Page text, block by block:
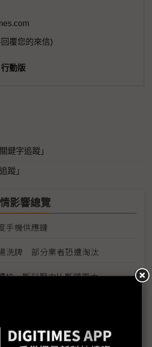
覆您的來信)
動版
鍵字追蹤」
蹤」
影響總覽
手機供應鏈
洗牌 部分業者恐遭淘汰
檢 斷料壓力比斷鏈更大
抗武漢肺炎